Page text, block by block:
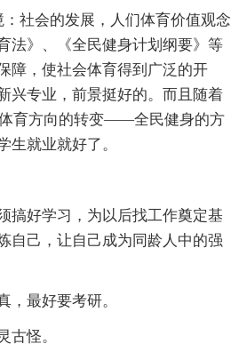
社会的发展，人们体育价值观念
法》、《全民健身计划纲要》等
障，使社会体育得到广泛的开
兴专业，前景挺好的。而且随着
育方向的转变——全民健身的方
生就业就好了。
搞好学习，为以后找工作奠定基
自己，让自己成为同龄人中的强
，最好要考研。
古怪。